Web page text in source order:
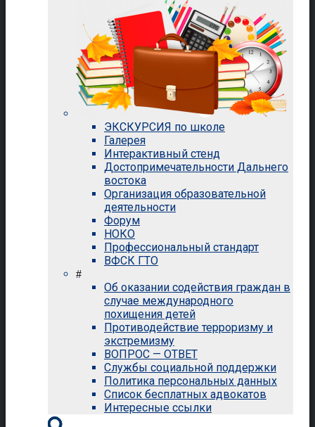
ЭКСКУРСИЯ по школе
Галерея
Интерактивный стенд
Достопримечательности Дальнего
востока
Организация образовательной
деятельности
Форум
НОКО
Профессиональный стандарт
ВФСК ГТО
#
Об оказании содействия граждан в
случае международного
похищения детей
Противодействие терроризму и
экстремизму
ВОПРОС — ОТВЕТ
Службы социальной поддержки
Политика персональных данных
Список бесплатных адвокатов
Интересные ссылки